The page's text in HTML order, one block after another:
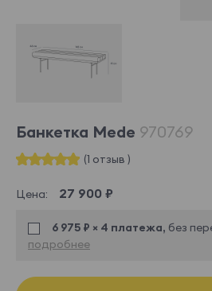
Банкетка Mede 970769
(1 отзыв )
Цена: 27 900 ₽
6 975 ₽ × 4 платежа, без
подробнее